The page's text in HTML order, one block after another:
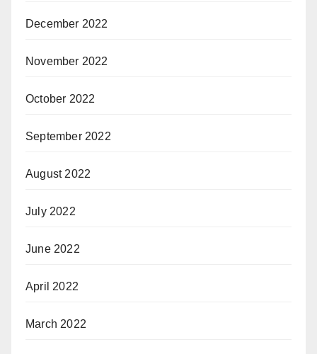
December 2022
November 2022
October 2022
September 2022
August 2022
July 2022
June 2022
April 2022
March 2022